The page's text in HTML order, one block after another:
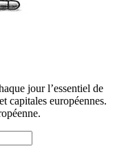
jour l’essentiel de
capitales européennes.